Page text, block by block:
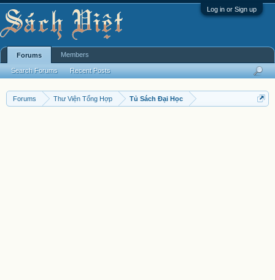
Log in or Sign up
Forums Thư Viện Tổng Hợp Tủ Sách Đại Học
Forums
Search Forums Recent Posts
Members